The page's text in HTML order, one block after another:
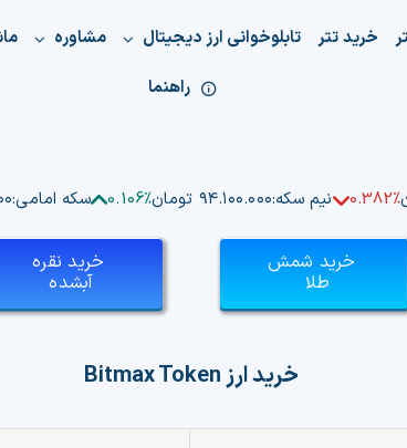
خرید تتر تابلوخوانی ارز دیجیتال مشاوره
راهنما
0.382% نیم سکه:۹۴.۱۰۰.۰۰۰ تومان 0.106% سکه امامی:
خرید شمش
طلا
خرید نقره
آبشده
خرید ارزBitmax Token